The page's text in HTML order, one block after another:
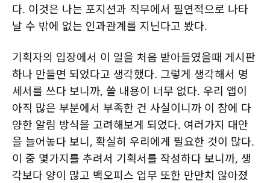
다. 이것은 나는 포지션과 직무에서 필연적으로 나타
날 수 밖에 없는 인과관계를 지닌다고 봤다.
기획자의 입장에서 이 일을 처음 받아들였을때 게시판
하나 만들면 되었다고 생각했다. 그렇게 생각해서 명
세서를 쓰다 보니까, 쓸 내용이 너무 없다. 우리 앱이
아직 많은 부분에서 부족한 건 사실이니까 이 참에 다
양한 알림 방식을 고려해보게 되었다. 여러가지 대안
을 늘어놓다 보니, 확실히 우리에게 필요한 것이 많다.
이 중 몇가지를 추려서 기획서를 작성하다 보니까, 생
각보다 양이 많고 백오피스 업무 또한 만만치 않아졌